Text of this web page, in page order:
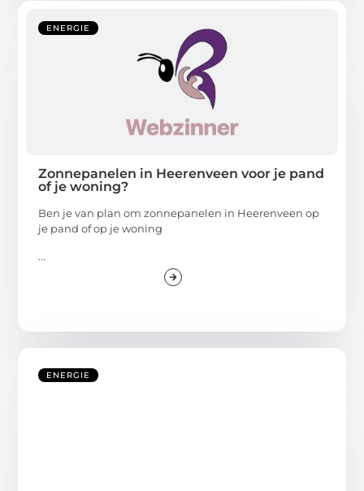
ENERGIE
Zonnepanelen in Heerenveen voor je pand
of je woning?
Ben je van plan om zonnepanelen in Heerenveen op
je pand of op je woning
...
ENERGIE